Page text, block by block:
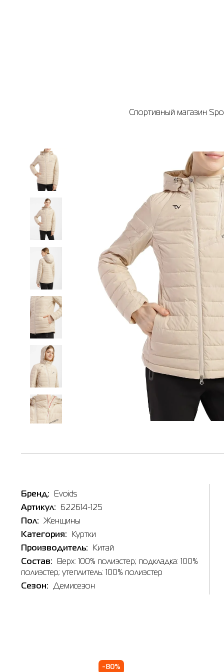
Спортивный магазин
Бренд:
Evoids
Артикул:
622614-125
Пол:
Женщины
Категория:
Куртки
Производитель:
Китай
Состав:
Верх: 100% полиэстер; подкладка: 100%
полиэстер; утеплитель: 100% полиэстер
Сезон:
Демисезон
-80%